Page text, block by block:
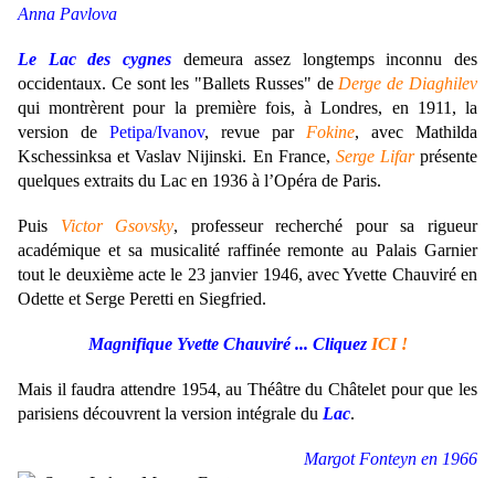
Anna Pavlova
Le Lac des cygnesdemeura assez longtemps inconnu des
occidentaux. Ce sont les "Ballets Russes" de Derge de Diaghilev
qui montrèrent pour la première fois, à Londres, en 1911, la
version de Petipa/Ivanov, revue par Fokine, avec Mathilda
Kschessinksa et Vaslav Nijinski. En France, Serge Lifarprésente
quelques extraits du Lac en 1936 à l’Opéra de Paris.
Puis Victor Gsovsky, professeur recherché pour sa rigueur
académique et sa musicalité raffinée remonte au Palais Garnier
tout le deuxième acte le 23 janvier 1946, avec Yvette Chauviré en
Odette et Serge Peretti en Siegfried.
Magnifique Yvette Chauviré ... Cliquez ICI !
Mais il faudra attendre 1954, au Théâtre du Châtelet pour que les
parisiens découvrent la version intégrale du Lac.
Margot Fonteyn en 1966